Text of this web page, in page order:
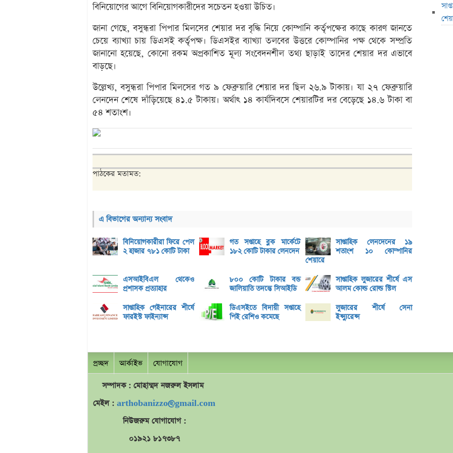
বিনিয়োগের আগে বিনিয়োগকারীদের সচেতন হওয়া উচিত।
জানা গেছে, বসুন্ধরা পিপার মিলসের শেয়ার দর বৃদ্ধি নিয়ে কোম্পানি কর্তৃপক্ষের কাছে কারণ জানতে
চেয়ে ব্যাখ্যা চায় ডিএসই কর্তৃপক্ষ। ডিএসইর ব্যাখ্যা তলবের উত্তরে কোম্পানির পক্ষ থেকে সম্প্রতি
জানানো হয়েছে, কোনো রকম অপ্রকাশিত মূল্য সংবেদনশীল তথ্য ছাড়াই তাদের শেয়ার দর এভাবে
বাড়ছে।
উল্লেখ্য, বসুন্ধরা পিপার মিলসের গত ৯ ফেব্রুয়ারি শেয়ার দর ছিল ২৬.৯ টাকায়। যা ২৭ ফেব্রুয়ারি
লেনদেন শেষে দাঁড়িয়েছে ৪১.৫ টাকায়। অর্থাৎ ১৪ কার্যদিবসে শেয়ারটির দর বেড়েছে ১৪.৬ টাকা বা
৫৪ শতাংশ।
পাঠকের মতামত:
এ বিভাগের অন্যান্য সংবাদ
বিনিয়োগকারীরা ফিরে পেল
২ হাজার ৭৮১ কোটি টাকা
গত সপ্তাহে ব্লক মার্কেটে
১৮২ কোটি টাকার লেনদেন
সাপ্তাহিক লেনদেনের ১৯
শতাংশ ১০ কোম্পানির
শেয়ারে
এসআইবিএল থেকেও
প্রশাসক প্রত্যাহার
৮০০ কোটি টাকার বন্ড
জালিয়াতি তদন্তে সিআইডি
সাপ্তাহিক লুজারের শীর্ষে এস
আলম কোল্ড রোল্ড স্টিল
সাপ্তাহিক গেইনারের শীর্ষে
ফারইস্ট ফাইন্যান্স
ডিএসইতে বিদায়ী সপ্তাহে
পিই রেশিও কমেছে
লুজারের শীর্ষে সেনা
ইন্স্যুরেন্স
প্রচ্ছদ আর্কাইভ যোগাযোগ
সম্পাদক : মোহাম্মদনজরুলইসলাম
মেইল : arthobanizzo@gmail.com
নিউজরুম যোগাযোগ :
০১৯২১ ৮১৭৩৮৭